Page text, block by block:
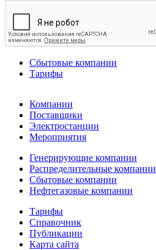
Сбытовые компании
Тарифы
Компании
Поставщики
Электростанции
Мероприятия
Генерирующие компании
Распределительные компании
Сбытовые компании
Нефтегазовые компании
Тарифы
Справочник
Публикации
Карта сайта